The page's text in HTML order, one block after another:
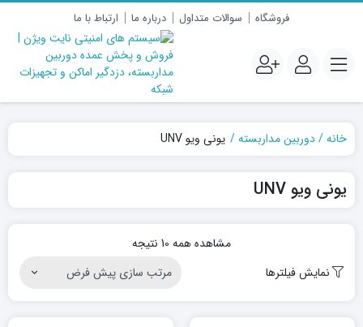
فروشگاه سوالات متداول درباره ما ارتباط با ما
خانه دوربین مداربسته یونی ویو UNV
یونی ویو UNV
مشاهده همه 10 نتیجه
نمایش فیلترها